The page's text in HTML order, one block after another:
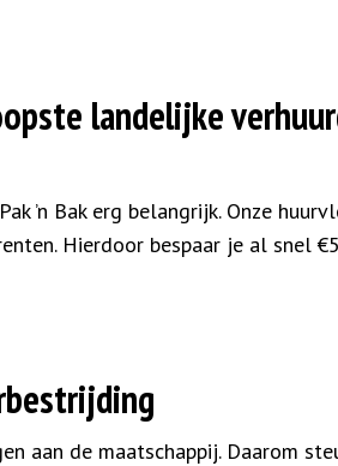
landelijke
’n Bak erg belangrijk. Onze
Hierdoor bespaar je al snel
aan de maatschappij. Daarom